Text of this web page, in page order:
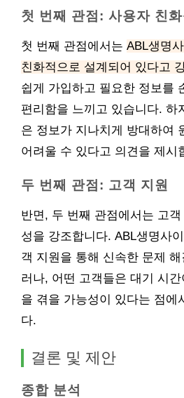
첫 번째 관점: 사용자 친화
첫 번째 관점에서는 ABL생명
친화적으로 설계되어 있다고
쉽게 가입하고 필요한 정보를
편리함을 느끼고 있습니다. 하
은 정보가 지나치게 방대하여
어려울 수 있다고 의견을 제시
두 번째 관점: 고객 지원
반면, 두 번째 관점에서는 고
성을 강조합니다. ABL생명사
객 지원을 통해 신속한 문제
러나, 어떤 고객들은 대기 시
을 겪을 가능성이 있다는 점에
다.
결론 및 제안
종합 분석